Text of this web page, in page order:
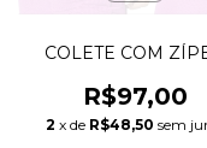
COLETE COM
R$97,00
2 x de R$48,50 sem